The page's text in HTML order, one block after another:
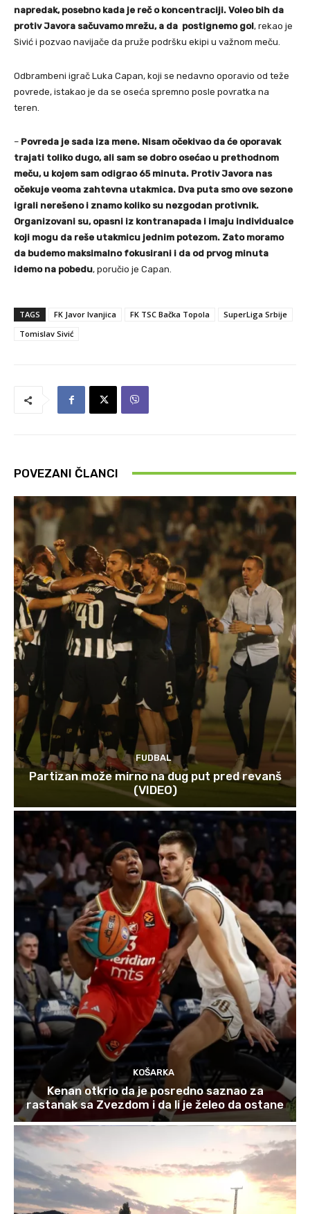
napredak, posebno kada je reč o koncentraciji. Voleo bih da
protiv Javora sačuvamo mrežu, a da postignemo gol, rekao je
Sivić i pozvao navijače da pruže podršku ekipi u važnom meču.
Odbrambeni igrač Luka Capan, koji se nedavno oporavio od teže
povrede, istakao je da se oseća spremno posle povratka na
teren.
– Povreda je sada iza mene. Nisam očekivao da će oporavak
trajati toliko dugo, ali sam se dobro osećao u prethodnom
meču, u kojem sam odigrao 65 minuta. Protiv Javora nas
očekuje veoma zahtevna utakmica. Dva puta smo ove sezone
igrali nerešeno i znamo koliko su nezgodan protivnik.
Organizovani su, opasni iz kontranapada i imaju individualce
koji mogu da reše utakmicu jednim potezom. Zato moramo
da budemo maksimalno fokusirani i da od prvog minuta
idemo na pobedu, poručio je Capan.
TAGS FK Javor Ivanjica FK TSC Bačka Topola
SuperLiga Srbije
Tomislav Sivić
POVEZANI ČLANCI
FUDBAL
Partizan može mirno na dug put pred revanš
(VIDEO)
KOŠARKA
Kenan otkrio da je posredno saznao za
rastanak sa Zvezdom i da li je želeo da ostane